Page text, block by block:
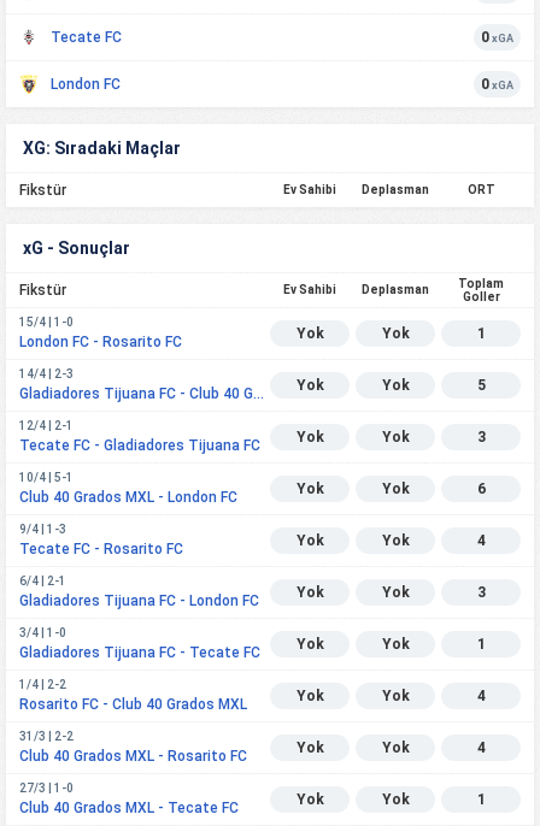
Tecate FC 0 xGA
London FC 0 xGA
XG: Sıradaki Maçlar
Fikstür Ev Sahibi Deplasman ORT
xG - Sonuçlar
Fikstür Ev Sahibi Deplasman
Toplam
Goller
15/4 | 1-0
London FC - Rosarito FC
Yok Yok 1
14/4 | 2-3
Gladiadores Tijuana FC - Club 40 Grados MXL
Yok Yok 5
12/4 | 2-1
Tecate FC - Gladiadores Tijuana FC
Yok Yok 3
10/4 | 5-1
Club 40 Grados MXL - London FC
Yok Yok 6
9/4 | 1-3
Tecate FC - Rosarito FC
Yok Yok 4
6/4 | 2-1
Gladiadores Tijuana FC - London FC
Yok Yok 3
3/4 | 1-0
Gladiadores Tijuana FC - Tecate FC
Yok Yok 1
1/4 | 2-2
Rosarito FC - Club 40 Grados MXL
Yok Yok 4
31/3 | 2-2
Club 40 Grados MXL - Rosarito FC
Yok Yok 4
27/3 | 1-0
Club 40 Grados MXL - Tecate FC
Yok Yok 1